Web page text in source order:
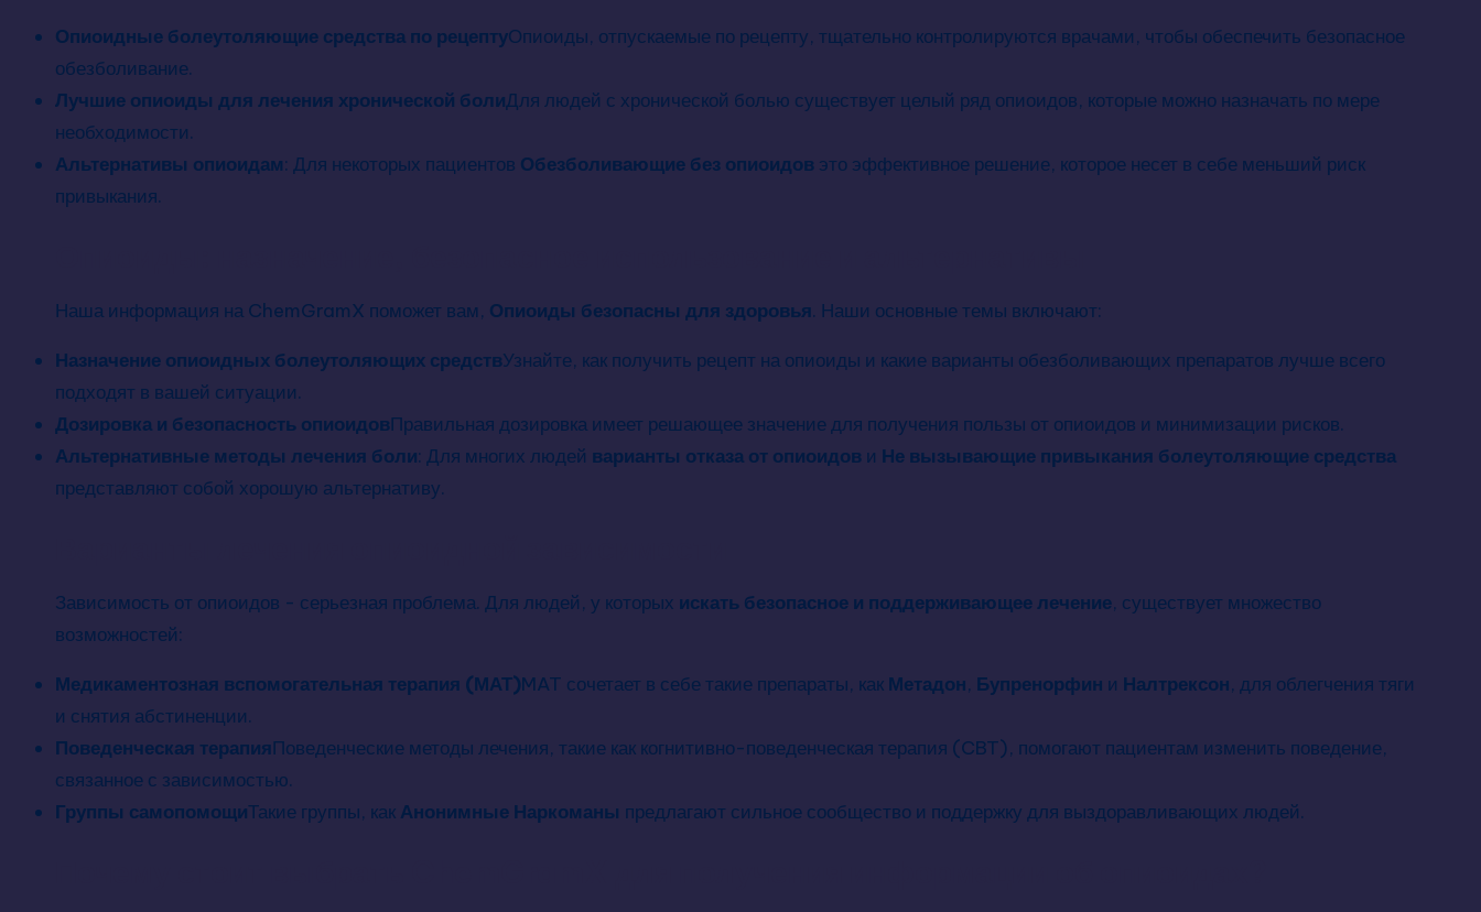
Опиоидные болеутоляющие средства по рецептуОпиоиды, отпускаемые по рецепту, тщательно контролируются врачами, чтобы обеспечить безопасное
обезболивание.
Лучшие опиоиды для лечения хронической болиДля людей с хронической болью существует целый ряд опиоидов, которые можно назначать по мере
необходимости.
Альтернативы опиоидам: Для некоторых пациентов Обезболивающие без опиоидов это эффективное решение, которое несет в себе меньший риск
привыкания.
Наша информация на ChemGramX поможет вам, Опиоиды безопасны для здоровья. Наши основные темы включают:
Назначение опиоидных болеутоляющих средствУзнайте, как получить рецепт на опиоиды и какие варианты обезболивающих препаратов лучше всего
подходят в вашей ситуации.
Дозировка и безопасность опиоидовПравильная дозировка имеет решающее значение для получения пользы от опиоидов и минимизации рисков.
Альтернативные методы лечения боли: Для многих людей варианты отказа от опиоидов и Не вызывающие привыкания болеутоляющие средства
представляют собой хорошую альтернативу.
Зависимость от опиоидов - серьезная проблема. Для людей, у которых искать безопасное и поддерживающее лечение, существует множество
возможностей:
Медикаментозная вспомогательная терапия (МАТ)MAT сочетает в себе такие препараты, как Метадон, Бупренорфин и Налтрексон, для облегчения тяги
и снятия абстиненции.
Поведенческая терапияПоведенческие методы лечения, такие как когнитивно-поведенческая терапия (CBT), помогают пациентам изменить поведение,
связанное с зависимостью.
Группы самопомощиТакие группы, как Анонимные Наркоманы предлагают сильное сообщество и поддержку для выздоравливающих людей.